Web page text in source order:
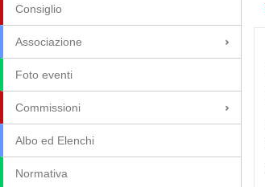
Consiglio
Associazione
Foto eventi
Commissioni
Albo ed Elenchi
Normativa